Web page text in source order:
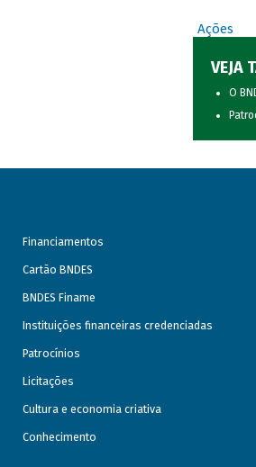
Ações
VEJA
O
Financiamentos
Cartão BNDES
BNDES Finame
Instituições financeiras credenciadas
Patrocínios
Licitações
Cultura e economia criativa
Conhecimento